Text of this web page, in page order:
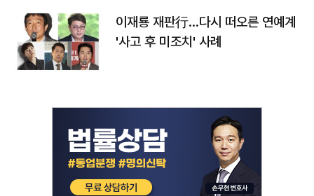
이재룡 재판行…다시 떠오른 연예계
'사고 후 미조치' 사례